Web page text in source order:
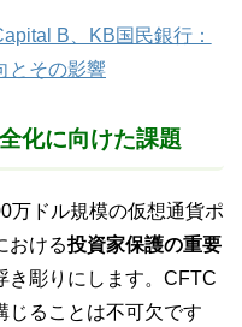
B、KB国民銀行：
とその影響
化に向けた課題
万ドル規模の仮想通貨ポ
おける投資家保護の重要
き彫りにします。CFTC
じることは不可欠です